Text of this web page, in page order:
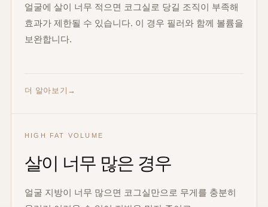
얼굴에 살이 너무 적으면 코그실로 당길 조직이 부족해
효과가 제한될 수 있습니다. 이 경우 필러와 함께 볼륨을
보완합니다.
더 알아보기
HIGH FAT VOLUME
살이 너무 많은 경우
얼굴 지방이 너무 많으면 코그실만으로 무게를 충분히